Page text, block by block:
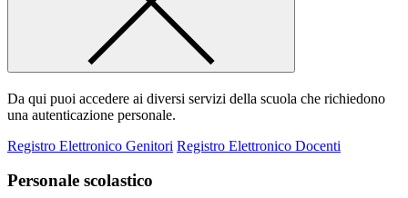
Da qui puoi accedere ai diversi servizi della scuola che richiedono
una autenticazione personale.
Registro Elettronico Genitori Registro Elettronico Docenti
Personale scolastico